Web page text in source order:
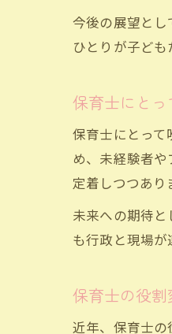
今後の展望と
ひとりが子ど
保育士にと
保育士にとっ
め、未経験者
定着しつつあり
未来への期待
も行政と現場
保育士の役
近年、保育士